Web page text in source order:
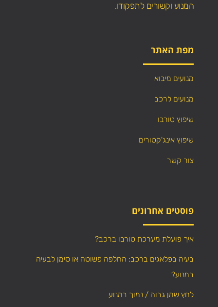
המנוע וקשורים לתפקודו.
מפת האתר
מנועים מיבוא
מנועים לרכב
שיפוץ טורבו
שיפוץ אינג'קטורים
צור קשר
פוסטים אחרונים
איך פועלת מערכת טורבו ברכב?
בעיה בפלאגים ברכב: החלפה פשוטה או סימן לבעיה
במנוע?
לחץ שמן גבוה / נמוך במנוע